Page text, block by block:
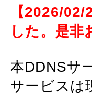
【2026/
した。是非
本DDNSサ
サービスは